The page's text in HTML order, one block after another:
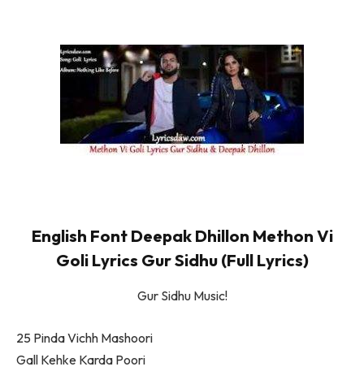
English Font Deepak Dhillon Methon Vi
Goli Lyrics Gur Sidhu (Full Lyrics)
Gur Sidhu Music!
25 Pinda Vichh Mashoori
Gall Kehke Karda Poori